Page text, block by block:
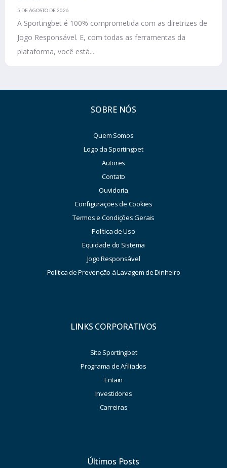
5 DE AGOSTO DE 2026
A Sportingbet é 100% comprometida com as diretrizes de
Jogo Responsável. E, com todas as ferramentas da
plataforma, você está...
SOBRE NÓS
Quem Somos
Logo da Sportingbet
Autores
Contato
Ouvidoria
Configurações de Cookies
Termos e Condições Gerais
Política de Uso
Equidade do Sistema
Jogo Responsável
Política de Prevenção à Lavagem de Dinheiro
LINKS CORPORATIVOS
Site Sportingbet
Programa de Afiliados
Entain
Investidores
Carreiras
Últimos Posts